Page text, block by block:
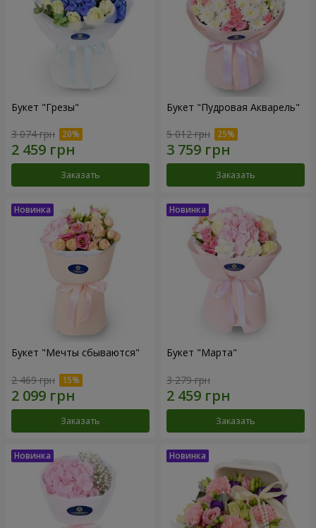
Букет "Грезы"
3 074 грн
Заказать
Букет "Пудровая Акварель"
5 012 грн
Заказать
Букет "Мечты сбываются"
2 469 грн
Заказать
Букет "Марта"
3 279 грн
Заказать